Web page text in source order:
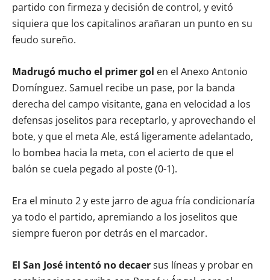
partido con firmeza y decisión de control, y evitó
siquiera que los capitalinos arañaran un punto en su
feudo sureño.
Madrugó mucho el primer gol en el Anexo Antonio
Domínguez. Samuel recibe un pase, por la banda
derecha del campo visitante, gana en velocidad a los
defensas joselitos para receptarlo, y aprovechando el
bote, y que el meta Ale, está ligeramente adelantado,
lo bombea hacia la meta, con el acierto de que el
balón se cuela pegado al poste (0-1).
Era el minuto 2 y este jarro de agua fría condicionaría
ya todo el partido, apremiando a los joselitos que
siempre fueron por detrás en el marcador.
El San José intentó no decaersus líneas y probar en